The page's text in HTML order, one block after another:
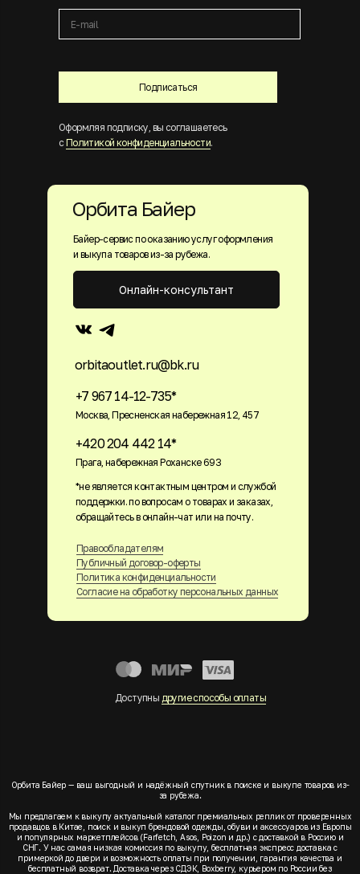
Подписаться
Оформляя подписку, вы соглашаетесь
с Политикой конфиденциальности.
Байер-сервис по оказанию услуг оформления
и выкупа товаров из-за рубежа.
+7 967 14-12-735*
Москва, Пресненская набережная 12, 457
+420 204 442 14*
Прага, набережная Роханске 693
orbitaoutlet.ru@bk.ru
Правообладателям
Публичный договор-оферты
Политика конфиденциальности
Согласие на обработку персональных данных
Онлайн-консультант
Орбита Байер
Доступны другие способы оплаты
*не является контактным центром и службой
поддержки. по вопросам о товарах и заказах,
обращайтесь в онлайн-чат или на почту.
Орбита Байер — ваш выгодный и надёжный спутник в поиске и выкупе товаров из-
за рубежа.
Мы предлагаем к выкупу актуальный каталог премиальных реплик от проверенных
продавцов в Китае, поиск и выкуп брендовой одежды, обуви и аксессуаров из Европы
и популярных маркетплейсов (Farfetch, Asos, Poizon и др.) с доставкой в Россию и
СНГ. У нас самая низкая комиссия по выкупу, бесплатная экспресс доставка с
примеркой до двери и возможность оплаты при получении, гарантия качества и
бесплатный возврат. Доставка через СДЭК, Boxberry, курьером по России без